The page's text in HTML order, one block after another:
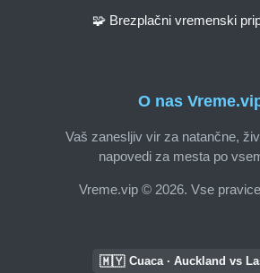
O nas
Vaš zanesljiv vir za natančne,
napovedi za mesta po
Vreme.vip © 2026. Vse
🧩 Brezplačni vremenski
🇲🇾 Cuaca · Auckland vs